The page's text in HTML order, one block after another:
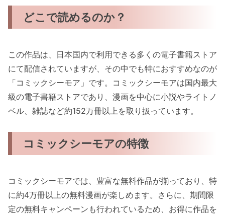
どこで読めるのか？
この作品は、日本国内で利用できる多くの電子書籍ストア
にて配信されていますが、その中でも特におすすめなのが
「コミックシーモア」です。コミックシーモアは国内最大
級の電子書籍ストアであり、漫画を中心に小説やライトノ
ベル、雑誌など約152万冊以上を取り扱っています。
コミックシーモアの特徴
コミックシーモアでは、豊富な無料作品が揃っており、特
に約4万冊以上の無料漫画が楽しめます。さらに、期間限
定の無料キャンペーンも行われているため、お得に作品を